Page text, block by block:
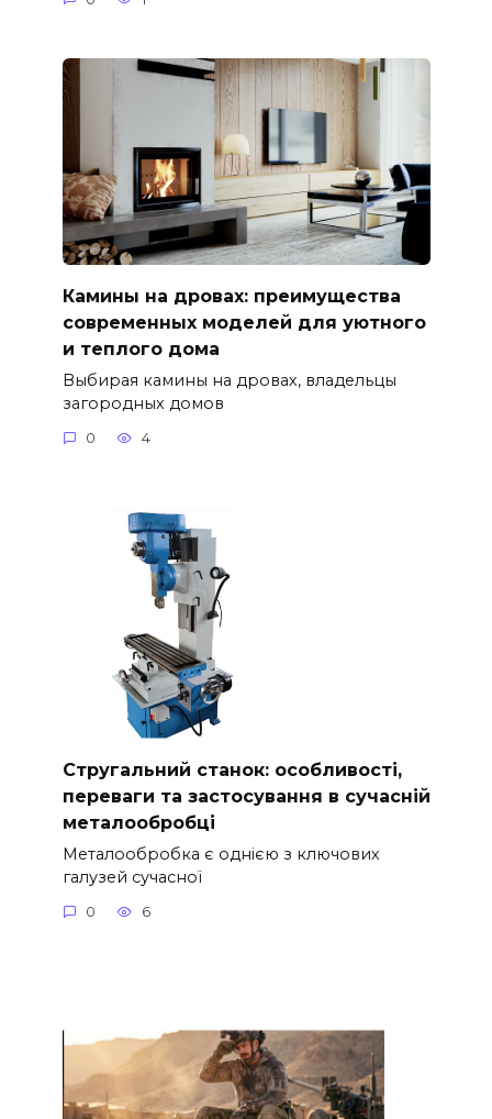
Камины на дровах: преимущества
современных моделей для уютного
и теплого дома
Выбирая камины на дровах, владельцы
загородных домов
0 4
Стругальний станок: особливості,
переваги та застосування в сучасній
металообробці
Металообробка є однією з ключових
галузей сучасної
0 6